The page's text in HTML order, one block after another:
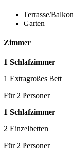
Terrasse/Balkon
Garten
Zimmer
1 Schlafzimmer
1 Extragroßes Bett
Für 2 Personen
1 Schlafzimmer
2 Einzelbetten
Für 2 Personen